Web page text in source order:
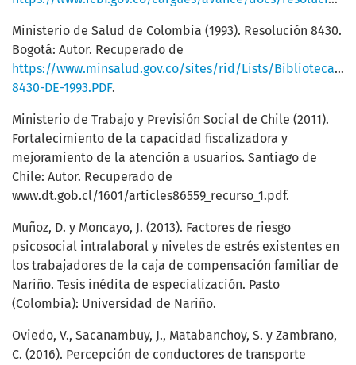
Ministerio de Salud de Colombia (1993). Resolución 8430.
Bogotá: Autor. Recuperado de
https://www.minsalud.gov.co/sites/rid/Lists/
8430-DE-1993.PDF.
Ministerio de Trabajo y Previsión Social de Chile (2011).
Fortalecimiento de la capacidad fiscalizadora y
mejoramiento de la atención a usuarios. Santiago de
Chile: Autor. Recuperado de
www.dt.gob.cl/1601/articles86559_recurso_1.pdf.
Muñoz, D. y Moncayo, J. (2013). Factores de riesgo
psicosocial intralaboral y niveles de estrés existentes en
los trabajadores de la caja de compensación familiar de
Nariño. Tesis inédita de especialización. Pasto
(Colombia): Universidad de Nariño.
Oviedo, V., Sacanambuy, J., Matabanchoy, S. y Zambrano,
C. (2016). Percepción de conductores de transporte